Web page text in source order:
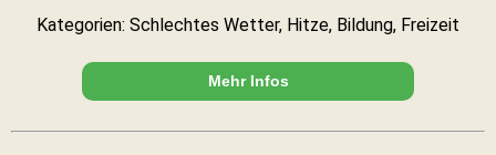
Kategorien: Schlechtes Wetter, Hitze, Bildung, Freizeit
Mehr Infos